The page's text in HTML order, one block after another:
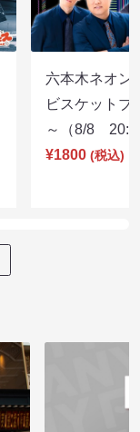
六本木ネオン
ビスケットブ
～（8/8
¥1800 (税込)